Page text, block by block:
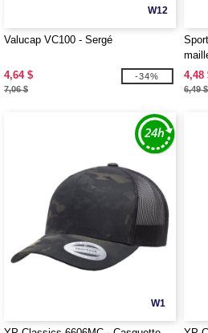
W12
Valucap VC100 - Sergé
4,64 $
7,06 $
-34%
4,48
6,49 $
W1